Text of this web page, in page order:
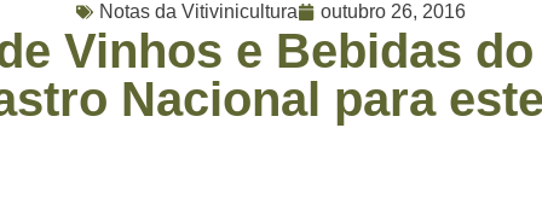
Notas da Vitivinicultura outubro 26, 2016
Vinhos e Bebidas
Nacional para